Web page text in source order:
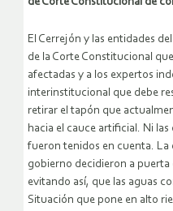
El Cerrejón y las entidades
de la Corte Constitucional
afectadas y a los expertos
interinstitucional que debe
retirar el tapón que
hacia el cauce artificial. Ni
fueron tenidos en cuenta. La
gobierno decidieron a
evitando así, que las aguas
Situación que pone en alto